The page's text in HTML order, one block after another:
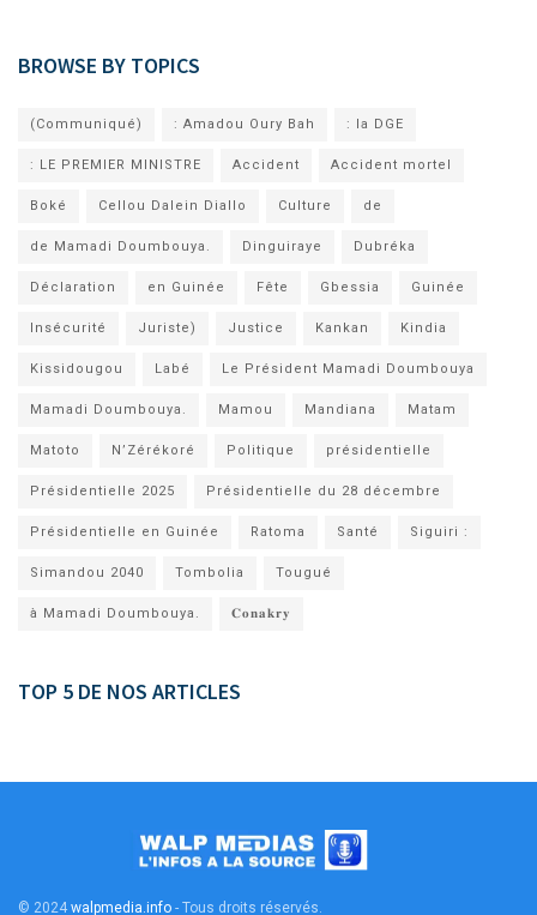
BROWSE BY TOPICS
(Communiqué) : Amadou Oury Bah : la DGE
: LE PREMIER MINISTRE Accident Accident mortel
Boké Cellou Dalein Diallo Culture de
de Mamadi Doumbouya. Dinguiraye Dubréka
Déclaration en Guinée Fête Gbessia Guinée
Insécurité Juriste) Justice Kankan Kindia
Kissidougou Labé Le Président Mamadi Doumbouya
Mamadi Doumbouya. Mamou Mandiana Matam
Matoto N’Zérékoré Politique présidentielle
Présidentielle 2025 Présidentielle du 28 décembre
Présidentielle en Guinée Ratoma Santé Siguiri :
Simandou 2040 Tombolia Tougué
à Mamadi Doumbouya. 𝐂𝐨𝐧𝐚𝐤𝐫𝐲
TOP 5 DE NOS ARTICLES
© 2024 walpmedia.info - Tous droits réservés.